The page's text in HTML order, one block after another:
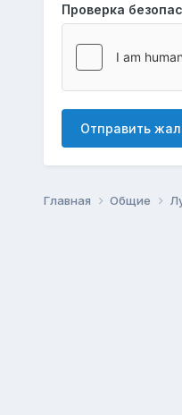
Проверка
Отправить
Главная Общие